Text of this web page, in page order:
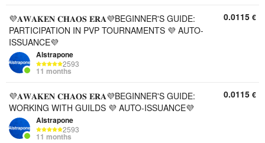
💜𝐀𝐖𝐀𝐊𝐄𝐍 𝐂𝐇𝐀𝐎𝐒 𝐄𝐑𝐀💜BEGINNER'S GUIDE:
PARTICIPATION IN PVP TOURNAMENTS 💜 AUTO-
ISSUANCE💜
Alstrapone
2593
11 months
0.0115 €
💜𝐀𝐖𝐀𝐊𝐄𝐍 𝐂𝐇𝐀𝐎𝐒 𝐄𝐑𝐀💜BEGINNER'S GUIDE:
WORKING WITH GUILDS 💜 AUTO-ISSUANCE💜
Alstrapone
2593
11 months
0.0115 €